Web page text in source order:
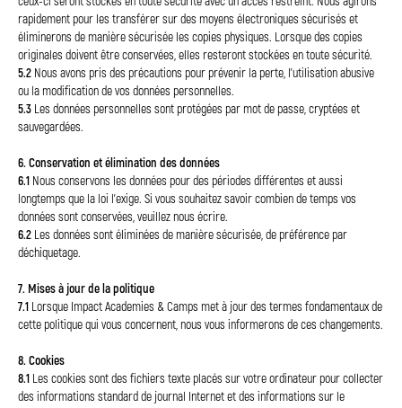
rapidement pour les transférer sur des moyens électroniques sécurisés et
éliminerons de manière sécurisée les copies physiques. Lorsque des copies
originales doivent être conservées, elles resteront stockées en toute sécurité.
5.2 Nous avons pris des précautions pour prévenir la perte, l'utilisation abusive
ou la modification de vos données personnelles.
5.3 Les données personnelles sont protégées par mot de passe, cryptées et
sauvegardées.
6. Conservation et élimination des données
6.1 Nous conservons les données pour des périodes différentes et aussi
longtemps que la loi l'exige. Si vous souhaitez savoir combien de temps vos
données sont conservées, veuillez nous écrire.
6.2 Les données sont éliminées de manière sécurisée, de préférence par
déchiquetage.
7. Mises à jour de la politique
7.1 Lorsque Impact Academies & Camps met à jour des termes fondamentaux de
cette politique qui vous concernent, nous vous informerons de ces changements.
8. Cookies
8.1 Les cookies sont des fichiers texte placés sur votre ordinateur pour collecter
des informations standard de journal Internet et des informations sur le